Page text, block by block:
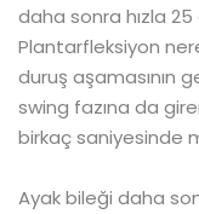
daha sonra hızla
Plantarfleksiyon
duruş aşamasının
swing fazına da
birkaç saniyesinde
Ayak bileği daha